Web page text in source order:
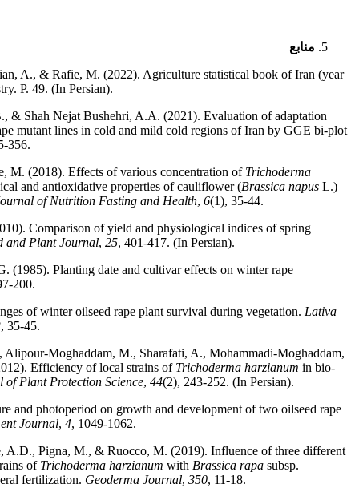
منابع
A., & Rafie, M. (2022). Agriculture statistical book of Iran (year
P. 49. (In Persian).
& Shah Nejat Bushehri, A.A. (2021). Evaluation of adaptation
mutant lines in cold and mild cold regions of Iran by GGE bi-plot
356.
M. (2018). Effects of various concentration of Trichoderma
and antioxidative properties of cauliflower (Brassica napus L.)
of Nutrition Fasting and Health, 6(1), 35-44.
Comparison of yield and physiological indices of spring
and Plant Journal, 25, 401-417. (In Persian).
Planting date and cultivar effects on winter rape
200.
of winter oilseed rape plant survival during vegetation. Lativa
, 35-45.
Moghaddam, M., Sharafati, A., Mohammadi-Moghaddam,
Efficiency of local strains ofTrichoderma harzianum in bio-
of Plant Protection Science, 44(2), 243-252. (In Persian).
and photoperiod on growth and development of two oilseed rape
Journal, 4, 1049-1062.
A.D., Pigna, M., & Ruocco, M. (2019). Influence of three different
of Trichoderma harzianum with Brassica rapa subsp.
fertilization. Geoderma Journal, 350, 11-18.